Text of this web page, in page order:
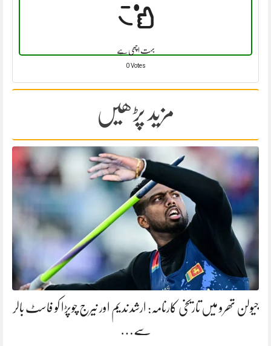
بہت اچھی ہے
0 Votes
مزید پڑھیں
جیولن تھرو میں تاریخی کارنامہ: ارشد ندیم اور نیرج چوپڑا کو فاسٹ بالر
سے…